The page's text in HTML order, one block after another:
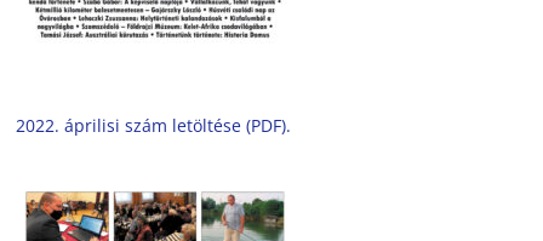
2022. áprilisi szám letöltése (PDF).